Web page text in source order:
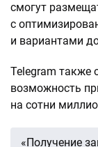
смогут
с
и вариантами
Telegram также
возможность
на сотни
«Получение